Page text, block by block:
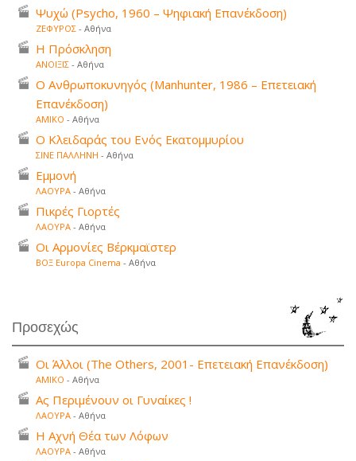
Ψυχώ (Psycho, 1960 – Ψηφιακή Επανέκδοση)
ΖΕΦΥΡΟΣ - Αθήνα
Η Πρόσκληση
ΑΝΟΙΞΙΣ - Αθήνα
Ο Ανθρωποκυνηγός (Manhunter, 1986 – Επετειακή
Επανέκδοση)
ΑΜΙΚΟ - Αθήνα
Ο Κλειδαράς του Ενός Εκατομμυρίου
ΣΙΝΕ ΠΑΛΛΗΝΗ - Αθήνα
Εμμονή
ΛΑΟΥΡΑ - Αθήνα
Πικρές Γιορτές
ΛΑΟΥΡΑ - Αθήνα
Οι Αρμονίες Βέρκμαϊστερ
ΒΟΞ Europa Cinema - Αθήνα
Προσεχώς
Οι Άλλοι (The Others, 2001- Επετειακή Επανέκδοση)
ΑΜΙΚΟ - Αθήνα
Ας Περιμένουν οι Γυναίκες !
ΛΑΟΥΡΑ - Αθήνα
Η Αχνή Θέα των Λόφων
ΛΑΟΥΡΑ - Αθήνα